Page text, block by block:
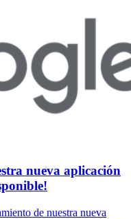
nueva aplicación
de nuestra nueva